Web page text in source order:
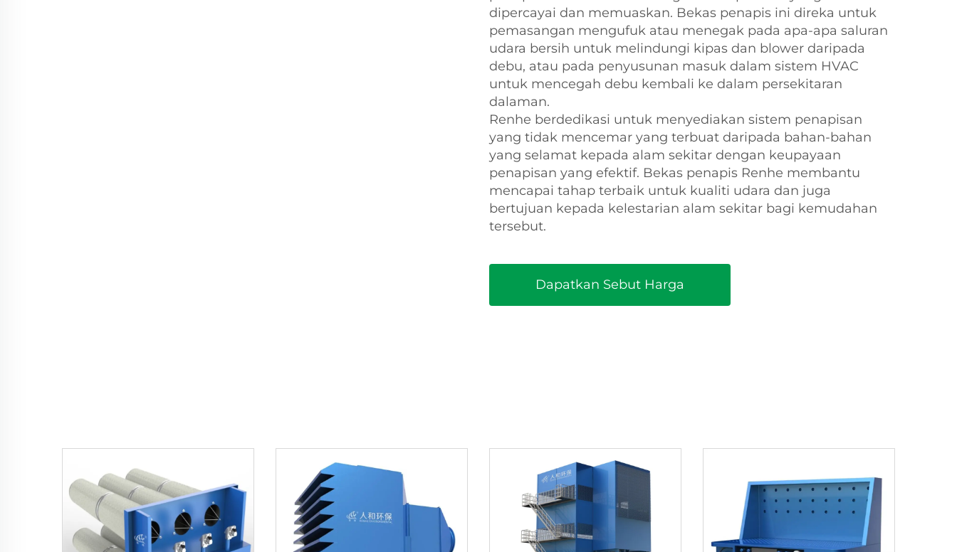
dipercayai dan memuaskan. Bekas penapis ini direka untuk
pemasangan mengufuk atau menegak pada apa-apa saluran
udara bersih untuk melindungi kipas dan blower daripada
debu, atau pada penyusunan masuk dalam sistem HVAC
untuk mencegah debu kembali ke dalam persekitaran
dalaman.
Renhe berdedikasi untuk menyediakan sistem penapisan
yang tidak mencemar yang terbuat daripada bahan-bahan
yang selamat kepada alam sekitar dengan keupayaan
penapisan yang efektif. Bekas penapis Renhe membantu
mencapai tahap terbaik untuk kualiti udara dan juga
bertujuan kepada kelestarian alam sekitar bagi kemudahan
tersebut.
Dapatkan Sebut Harga